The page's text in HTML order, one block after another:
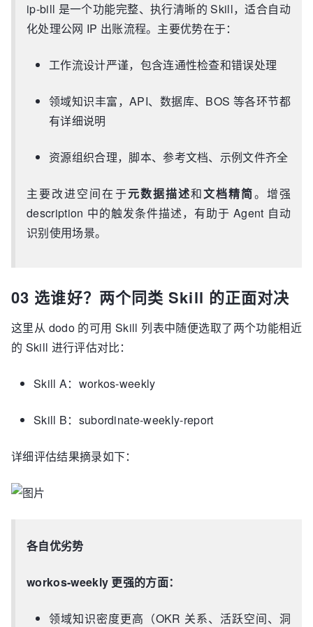
ip-bill 是一个功能完整、执行清晰的 Skill，适合自动
化处理公网 IP 出账流程。主要优势在于：
工作流设计严谨，包含连通性检查和错误处理
领域知识丰富，API、数据库、BOS 等各环节都
有详细说明
资源组织合理，脚本、参考文档、示例文件齐全
主要改进空间在于元数据描述和文档精简。增强
description 中的触发条件描述，有助于 Agent 自动
识别使用场景。
03 选谁好？两个同类 Skill 的正面对决
这里从 dodo 的可用 Skill 列表中随便选取了两个功能相近
的 Skill 进行评估对比：
Skill A：workos-weekly
Skill B：subordinate-weekly-report
详细评估结果摘录如下：
各自优劣势
workos-weekly 更强的方面：
领域知识密度更高（OKR 关系、活跃空间、洞